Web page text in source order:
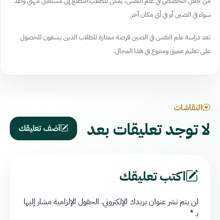
سواء في الصين أو في أي مكان آخر.
تعد دراسة علم النفس في الصين فرصة ممتازة للطلاب الذين يسعون للحصول
على تعليم عميق ومتنوع في هذا المجال.
النقاشات
لا توجد تعليقات بعد أضف تعليقك
اكتب تعليقك
لن يتم نشر عنوان بريدك الإلكتروني. الحقول الإلزامية مشار إليها
بـ*